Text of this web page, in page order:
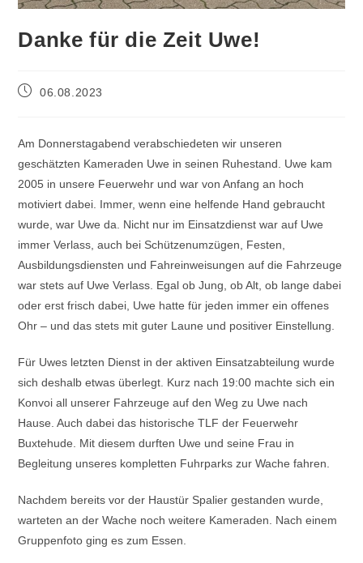
Danke für die Zeit Uwe!
06.08.2023
Am Donnerstagabend verabschiedeten wir unseren
geschätzten Kameraden Uwe in seinen Ruhestand. Uwe kam
2005 in unsere Feuerwehr und war von Anfang an hoch
motiviert dabei. Immer, wenn eine helfende Hand gebraucht
wurde, war Uwe da. Nicht nur im Einsatzdienst war auf Uwe
immer Verlass, auch bei Schützenumzügen, Festen,
Ausbildungsdiensten und Fahreinweisungen auf die Fahrzeuge
war stets auf Uwe Verlass. Egal ob Jung, ob Alt, ob lange dabei
odererst frisch dabei, Uwe hatte für jeden immer ein offenes
Ohr – und das stets mit guter Laune und positiver Einstellung.
Für Uwes letzten Dienst in der aktiven Einsatzabteilung wurde
sich deshalb etwas überlegt. Kurz nach 19:00 machte sich ein
Konvoi all unserer Fahrzeuge auf den Weg zu Uwe nach
Hause. Auch dabei das historische TLF der Feuerwehr
Buxtehude. Mit diesem durften Uwe und seine Frau in
Begleitung unseres kompletten Fuhrparks zur Wache fahren.
Nachdem bereits vor der Haustür Spalier gestanden wurde,
warteten an der Wache noch weitere Kameraden. Nach einem
Gruppenfoto ging es zum Essen.